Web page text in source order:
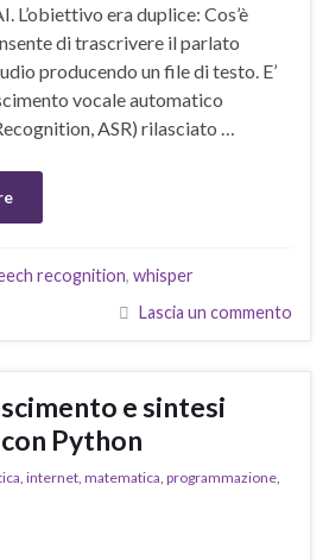
L’obiettivo era duplice: Cos’è
di trascrivere il parlato
producendo un file di testo. E’
vocale automatico
ASR) rilasciato …
recognition, whisper
Lascia un commento
e sintesi
Python
internet matematica programmazione